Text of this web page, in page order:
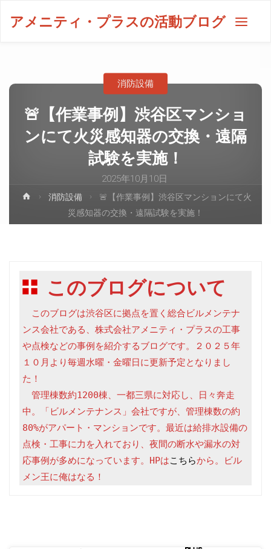
アメニティ・プラスの活動ブログ
🚨【作業事例】渋谷区マンショ
ンにて火災感知器の交換・遠隔
試験を実施！
2025年10月10日
消防設備
消防設備
🚨【作業事例】渋谷区マンションにて火
災感知器の交換・遠隔試験を実施！
このブログについて
このブログは渋谷区に拠点を置く総合ビルメンテナ
ンス会社である、株式会社アメニティ・プラスの工事
や点検などの事例を紹介するブログです。２０２５年
１０月より毎週水曜・金曜日に更新予定となりまし
た！
管理棟数約1200棟、一都三県に対応し、日々奔走
中。「ビルメンテナンス」会社ですが、管理棟数の約
80%がアパート・マンションです。最近は給排水設備の
点検・工事に力を入れており、夜間の断水や漏水の対
応事例が多めになっています。HPはこちらから。ビル
メン王に俺はなる！